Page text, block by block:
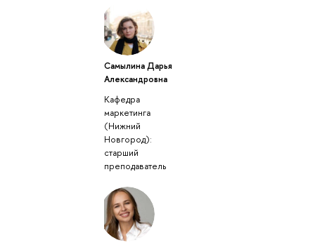
Самылина Дарья
Александровна
Кафедра
маркетинга
(Нижний
Новгород):
старший
преподаватель